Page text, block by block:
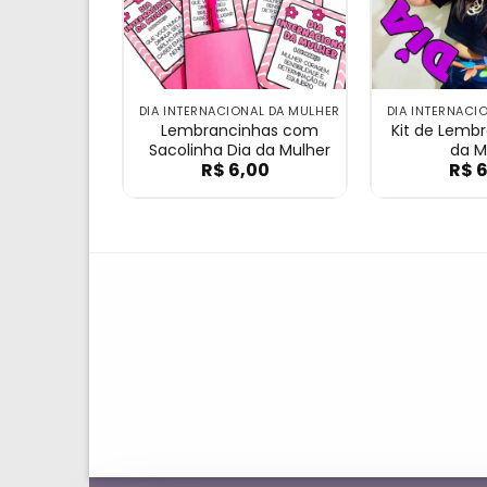
DIA INTERNACIONAL DA MULHER
Lembrancinhas com
Sacolinha Dia da Mulher
Lembrancinhas com
R$ 6,00
DIA
Kit de
da
R$